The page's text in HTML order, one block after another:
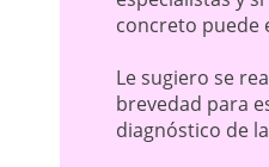
concreto puede
Le sugiero se
brevedad para
diagnóstico de